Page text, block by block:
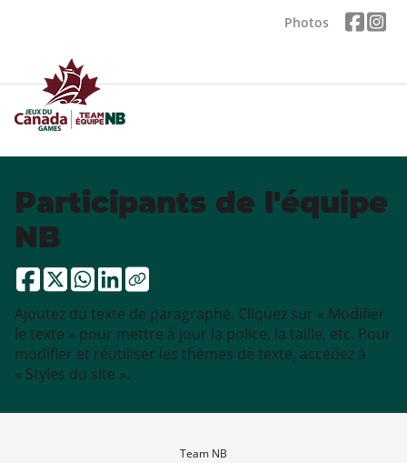
Photos
Participants de l'équipe
NB
Ajoutez du texte de paragraphe. Cliquez sur « Modifier
le texte » pour mettre à jour la police, la taille, etc. Pour
modifier et réutiliser les thèmes de texte, accédez à
« Styles du site ».
Team NB